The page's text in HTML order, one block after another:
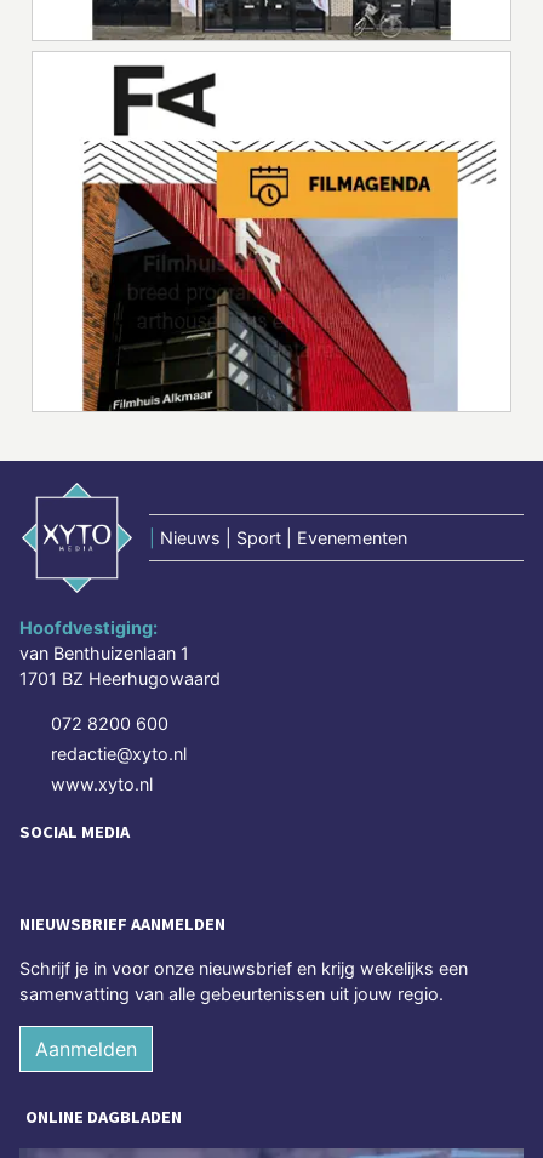
Nieuws | Sport | Evenementen
Hoofdvestiging:
van Benthuizenlaan 1
1701 BZ Heerhugowaard
072 8200 600
redactie@xyto.nl
www.xyto.nl
SOCIAL MEDIA
NIEUWSBRIEF AANMELDEN
Schrijf je in voor onze nieuwsbrief en krijg wekelijks een
samenvatting van alle gebeurtenissen uit jouw regio.
Aanmelden
ONLINE DAGBLADEN